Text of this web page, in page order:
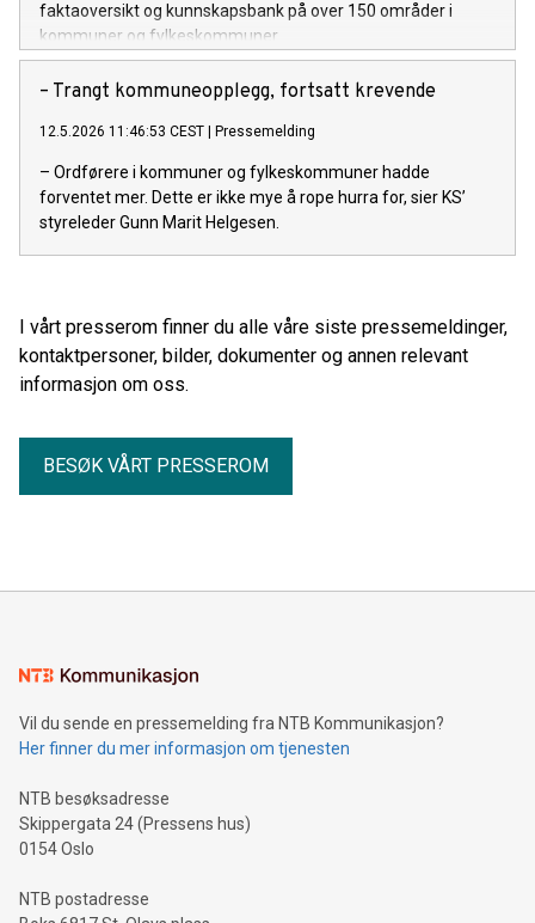
faktaoversikt og kunnskapsbank på over 150 områder i
kommuner og fylkeskommuner.
– Trangt kommuneopplegg, fortsatt krevende
12.5.2026 11:46:53 CEST Pressemelding
– Ordførere i kommuner og fylkeskommuner hadde
forventet mer. Dette er ikke mye å rope hurra for, sier KS’
styreleder Gunn Marit Helgesen.
I vårt presserom finner du alle våre siste pressemeldinger,
kontaktpersoner, bilder, dokumenter og annen relevant
informasjon om oss.
BESØK VÅRT PRESSEROM
Vil du sende en pressemelding fra NTB Kommunikasjon?
Her finner du mer informasjon om tjenesten
NTB besøksadresse
Skippergata 24 (Pressens hus)
0154 Oslo
NTB postadresse